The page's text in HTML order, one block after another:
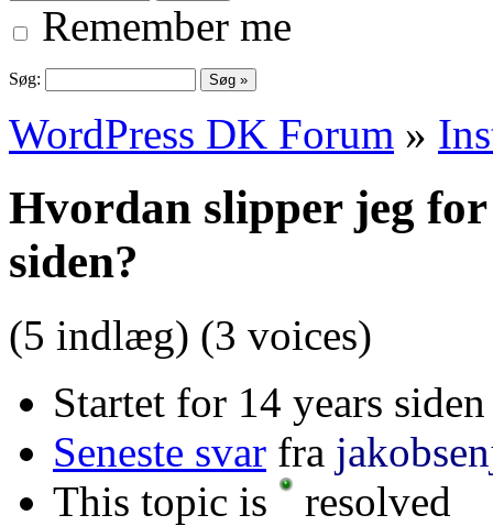
Remember me
Søg:
WordPress DK Forum »
Hvordan slipper jeg
siden?
(5 indlæg) (3 voices)
Startet for 14 years
Seneste svar fra
This topic is
resolved